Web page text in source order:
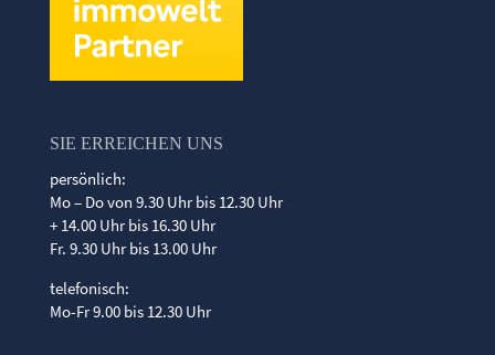
SIE ERREICHEN UNS
persönlich:
Mo – Do von 9.30 Uhr bis 12.30 Uhr
+ 14.00 Uhr bis 16.30 Uhr
Fr. 9.30 Uhr bis 13.00 Uhr
telefonisch:
Mo-Fr 9.00 bis 12.30 Uhr